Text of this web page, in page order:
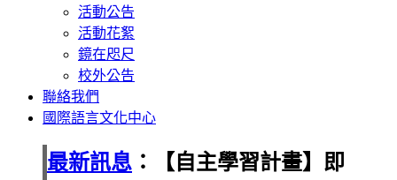
活動公告
活動花絮
鏡在咫尺
校外公告
聯絡我們
國際語言文化中心
最新訊息 ：【自主學習計畫】即